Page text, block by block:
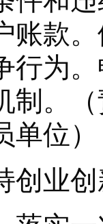
账款
行为
制。
位）
业创